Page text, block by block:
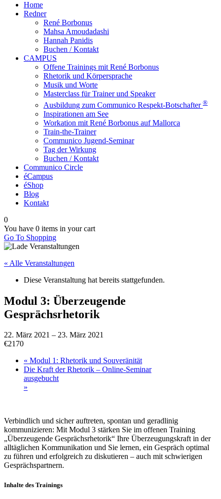
Home
Redner
René Borbonus
Mahsa Amoudadashi
Hannah Panidis
Buchen / Kontakt
CAMPUS
Offene Trainings mit René Borbonus
Rhetorik und Körpersprache
Musik und Worte
Masterclass für Trainer und Speaker
Ausbildung zum Communico Respekt-Botschafter ®
Inspirationen am See
Workation mit René Borbonus auf Mallorca
Train-the-Trainer
Communico Jugend-Seminar
Tag der Wirkung
Buchen / Kontakt
Communico Circle
éCampus
éShop
Blog
Kontakt
0
You have 0 items in your cart
Go To Shopping
« Alle Veranstaltungen
Diese Veranstaltung hat bereits stattgefunden.
Modul 3: Überzeugende
Gesprächsrhetorik
22. März 2021 – 23. März 2021
€2170
« Modul 1: Rhetorik und Souveränität
Die Kraft der Rhetorik – Online-Seminar
ausgebucht
»
Verbindlich und sicher auftreten, spontan und geradlinig
kommunizieren: Mit Modul 3 stärken Sie im offenen Training
„Überzeugende Gesprächsrhetorik“ Ihre Überzeugungskraft in der
alltäglichen Kommunikation und Sie lernen, ein Gespräch optimal
zu führen und erfolgreich zu diskutieren – auch mit schwierigen
Gesprächspartnern.
Inhalte des Trainings